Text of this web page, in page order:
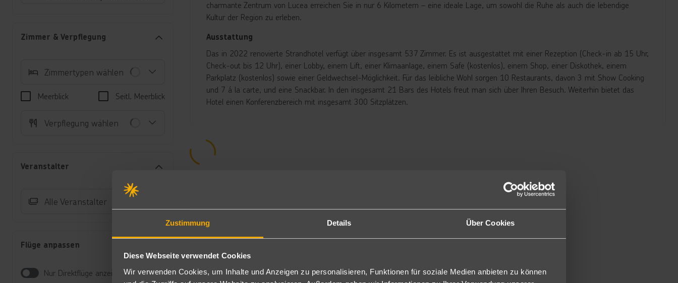
Zustimmung Details Über Cookies
Diese Webseite verwendet Cookies
Wir verwenden Cookies, um Inhalte und Anzeigen zu personalisieren, Funktionen für soziale Medien anbieten zu können
Zimmer & Verpflegung
Zimmertypen wählen
Meerblick Seitl. Meerblick
Verpflegung wählen
Veranstalter
Alle Veranstalter
Flüge anpassen
Nur Direktflüge anzeigen
charmante Zentrum von Lucea erreichen Sie in nur 6 Kilometern – eine ideale Lage, um sowohl die Ruhe als auch die lebendige
Kultur der Region zu erleben.
Ausstattung
Das in 2022 renovierte Strandhotel verfügt über insgesamt 537 Zimmer. Es ist ausgestattet mit einer Rezeption (Check-in ab 15 Uhr,
Check-out bis 12 Uhr), einer Lobby, einem Lift, einer Klimaanlage, einem Safe (kostenlos), einem Shop, einer Diskothek, einem
Parkplatz (kostenlos) sowie einer Geldwechsel-Möglichkeit. Für das leibliche Wohl sorgen 10 Restaurants, davon 3 mit Show Cooking
und 7 á la carte, und eine Snackbar. In den insgesamt 21 Bars des Hotels freut man sich über Ihren Besuch. Weiterhin bietet das
Hotel einen Konferenzbereich mit insgesamt 300 Sitzplätzen.
Juniorsuite Superior Privat Pool Ocean View: Diese hochwertigen und modern ausgestatteten Juniorsuiten bieten Ihnen einen
kombinierten Wohn- und Schlafbereich, einen herrlichen Blick aufs Wasser und Terrasse mit privatem Pool.
Verpflegung
an der jeweils geöffneten Bar.
Sport Inklusive